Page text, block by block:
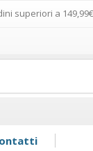
superiori a 149,99€